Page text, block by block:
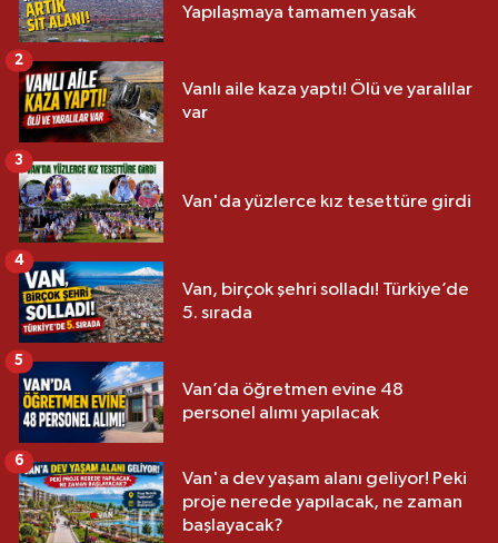
Yapılaşmaya tamamen yasak
Vanlı aile kaza yaptı! Ölü ve yaralılar
var
2
Van'da yüzlerce kız tesettüre girdi
3
Van, birçok şehri solladı! Türkiye’de
5. sırada
4
Van’da öğretmen evine 48
personel alımı yapılacak
5
Van'a dev yaşam alanı geliyor! Peki
proje nerede yapılacak, ne zaman
başlayacak?
6